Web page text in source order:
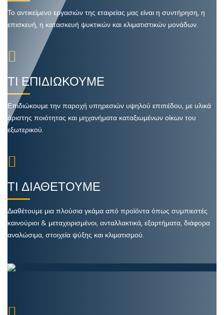
Το αντικείμενο εργασιών της εταιρείας μας είναι η συντήρηση, η
επισκευή, η κατασκευή ψυκτικών και κλιματιστικών μονάδων.
ΤΙ ΕΠΙΔΙΩΚΟΥΜΕ
Επιδιώκουμε την παροχή υπηρεσιών υψηλού επιπέδου, με υλικά
άριστης ποιότητας και μηχανήματα καταξιωμένων οίκων του
εξωτερικού.
ΤΙ ΔΙΑΘΕΤΟΥΜΕ
Διαθέτουμε μια πλούσια γκάμα από προϊόντα όπως συμπιεστές
καινούριοι & μεταχειρισμένοι, ανταλλακτικά, εξαρτήματα, διάφορα
αναλώσιμα, στοιχεία ψύξης και κλιματισμού.